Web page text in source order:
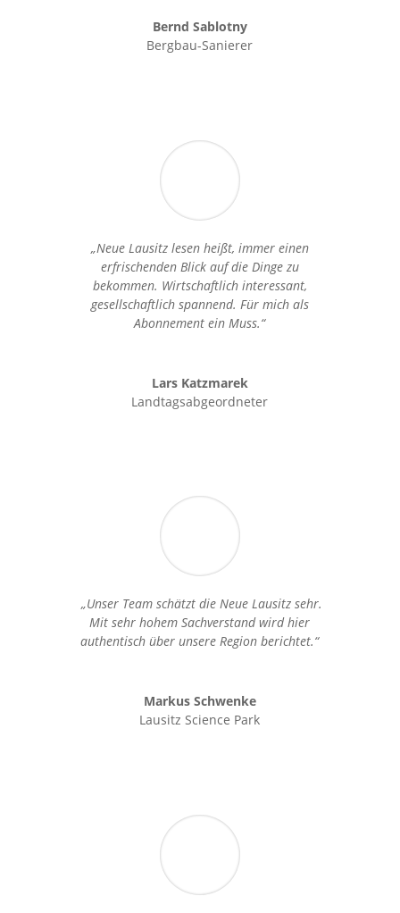
Bernd Sablotny
Bergbau-Sanierer
„Neue Lausitz lesen heißt, immer einen
erfrischenden Blick auf die Dinge zu
bekommen. Wirtschaftlich interessant,
gesellschaftlich spannend. Für mich als
Abonnement ein Muss.“
Lars Katzmarek
Landtagsabgeordneter
„Unser Team schätzt die Neue Lausitz sehr.
Mit sehr hohem Sachverstand wird hier
authentisch über unsere Region berichtet.“
Markus Schwenke
Lausitz Science Park